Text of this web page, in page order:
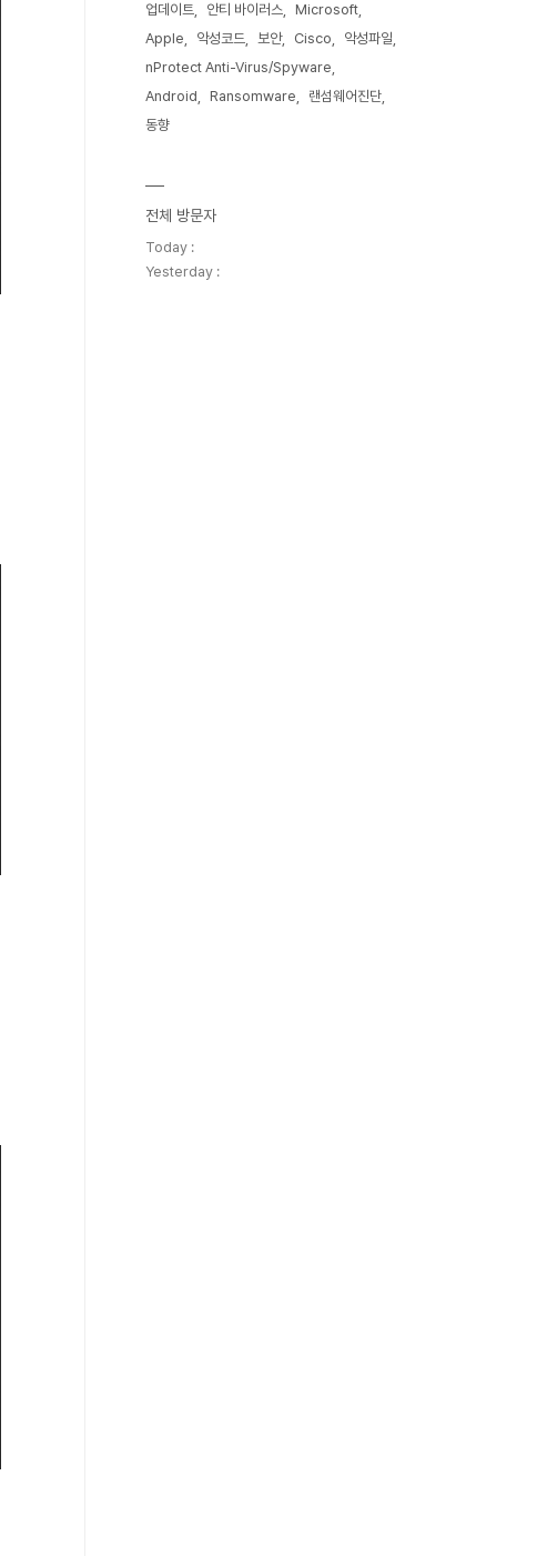
업데이트
안티 바이러스
Microsoft
Apple
악성코드 보안 Cisco
악성파일
nProtect Anti-Virus/Spyware
Android
Ransomware
랜섬웨어진단
동향
전체 방문자
Today :
Yesterday :